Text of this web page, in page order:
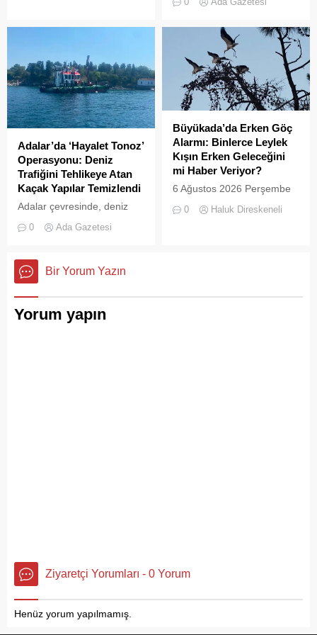
Koordinasyon Merkezi)
ticari amaçlı elektrikli bisiklet
ve scooter kiralama
faaliyetleri yasaklanmış
durumda....
tepkisine neden
aylarında hem yerli hem de
yabancı turistlerin akınına
uğrayan Büyükada’da,
çevre temizliği konusunda
yaşanan aksaklıklar adeta
pes dedirtti. Adanın tarihi ve
doğal güzellikleriyle süslü
sokaklarından yansıyan son
görüntüler, çevre sağlığı
açısından tehlike çanlarının
çaldığını gösteriyor. Çöpler
Konteynerlere Sığmıyor,...
Adalar’da ‘Hayalet Tonoz’
Operasyonu: Deniz
Trafiğini Tehlikeye Atan
Kaçak Yapılar Temizlendi
Adalar çevresinde, deniz
trafiğini tehlikeye sokan ve
çevre kirliliğine neden olan
geniş çaplı bir temizlik ve
denetim operasyonu
0 Ada Gazetesi
Büyükada’da Erken Göç
Alarmı: Binlerce Leylek
Kışın Erken Geleceğini
mi Haber Veriyor?
6 Ağustos 2026 Perşembe
14:00 sularında Büyükada
0 Haluk Direskeneli
Bir Yorum Yazın
Yorum yapın
Ziyaretçi Yorumları - 0 Yorum
Henüz yorum yapılmamış.